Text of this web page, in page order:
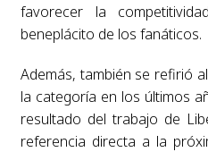
favorecer la
beneplácito de los fanáticos.
Además, también se refirió
la categoría en los últimos
resultado del trabajo de
referencia directa a la